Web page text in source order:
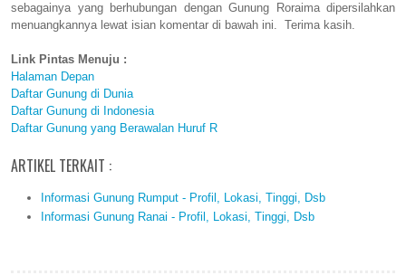
sebagainya yang berhubungan dengan Gunung Roraima dipersilahkan
menuangkannya lewat isian komentar di bawah ini. Terima kasih.
Link Pintas Menuju :
Halaman Depan
Daftar Gunung di Dunia
Daftar Gunung di Indonesia
Daftar Gunung yang Berawalan Huruf R
ARTIKEL TERKAIT :
Informasi Gunung Rumput - Profil, Lokasi, Tinggi, Dsb
Informasi Gunung Ranai - Profil, Lokasi, Tinggi, Dsb